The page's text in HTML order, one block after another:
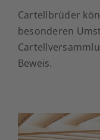
Cartellbrüder
besonderen
Beweis.